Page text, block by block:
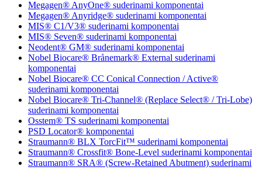
Megagen® AnyOne® suderinami komponentai
Megagen® Anyridge® suderinami komponentai
MIS® C1/V3® suderinami komponentai
MIS® Seven® suderinami komponentai
Neodent® GM® suderinami komponentai
Nobel Biocare® Brånemark® External suderinami
komponentai
Nobel Biocare® CC Conical Connection / Active®
suderinami komponentai
Nobel Biocare® Tri-Channel® (Replace Select® / Tri-Lobe)
suderinami komponentai
Osstem® TS suderinami komponentai
PSD Locator® komponentai
Straumann® BLX TorcFit™ suderinami komponentai
Straumann® Crossfit® Bone-Level suderinami komponentai
Straumann® SRA® (Screw-Retained Abutment) suderinami